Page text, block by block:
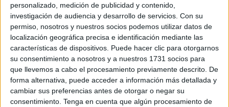
personalizado, medición de publicidad y contenido,
investigación de audiencia y desarrollo de servicios. Con su
permiso, nosotros y nuestros socios podemos utilizar datos de
localización geográfica precisa e identificación mediante las
características de dispositivos. Puede hacer clic para otorgarnos
su consentimiento a nosotros y a nuestros 1731 socios para
que llevemos a cabo el procesamiento previamente descrito. De
forma alternativa, puede acceder a información más detallada y
cambiar sus preferencias antes de otorgar o negar su
consentimiento. Tenga en cuenta que algún procesamiento de
La insignia de la recompensa estaba conformada por
cuatro espadas unidas por los pomos rodeadas de la
corona de laurel siendo bordada las de 2ª clase. La efigie
de San Fernando queda solamente para la insignia de la
Gran Cruz.